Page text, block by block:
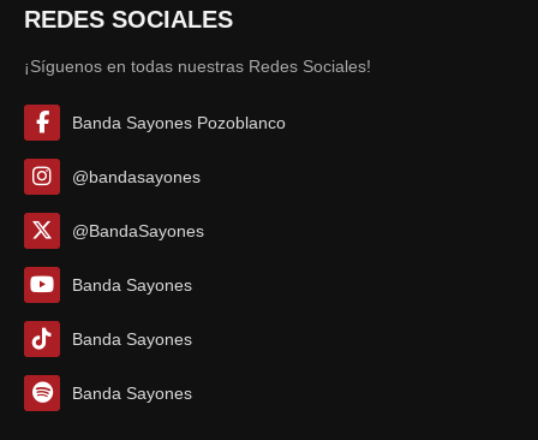
REDES SOCIALES
¡Síguenos en todas nuestras Redes Sociales!
Banda Sayones Pozoblanco
@bandasayones
@BandaSayones
Banda Sayones
Banda Sayones
Banda Sayones